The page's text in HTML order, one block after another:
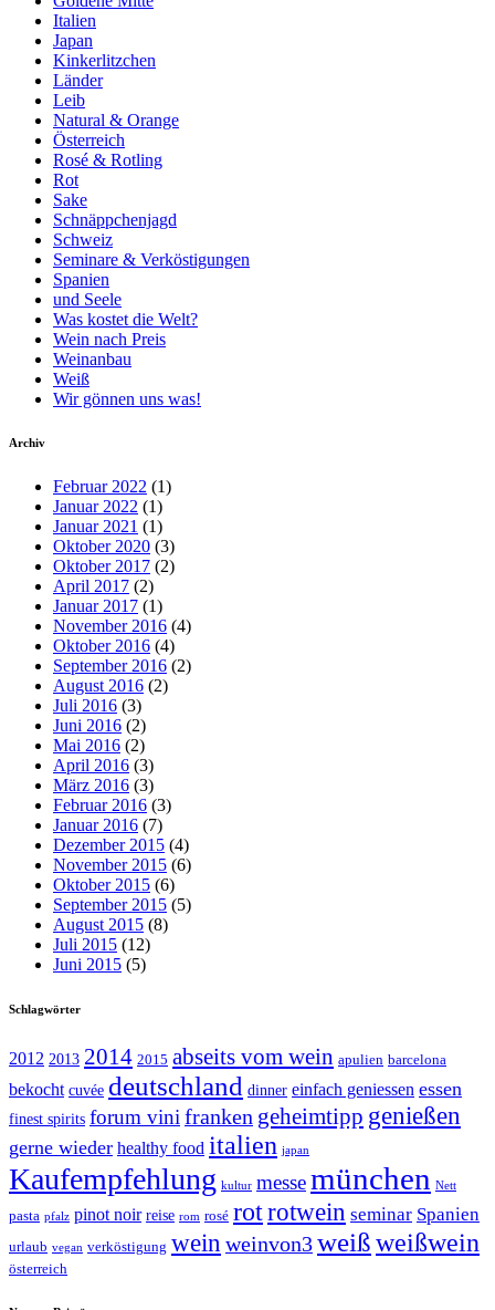
Italien
Japan
Kinkerlitzchen
Länder
Leib
Natural & Orange
Österreich
Rosé & Rotling
Rot
Sake
Schnäppchenjagd
Schweiz
Seminare & Verköstigungen
Spanien
und Seele
Was kostet die Welt?
Wein nach Preis
Weinanbau
Weiß
Wir gönnen uns was!
Archiv
Februar 2022 (1)
Januar 2022 (1)
Januar 2021 (1)
Oktober 2020 (3)
Oktober 2017 (2)
April 2017 (2)
Januar 2017 (1)
November 2016 (4)
Oktober 2016 (4)
September 2016 (2)
August 2016 (2)
Juli 2016 (3)
Juni 2016 (2)
Mai 2016 (2)
April 2016 (3)
März 2016 (3)
Februar 2016 (3)
Januar 2016 (7)
Dezember 2015 (4)
November 2015 (6)
Oktober 2015 (6)
September 2015 (5)
August 2015 (8)
Juli 2015 (12)
Juni 2015 (5)
Schlagwörter
2012 2013 2014 2015 abseits vom wein apulien barcelona
bekocht cuvée deutschland dinner einfach geniessen essen
finest spirits forum vinifranken geheimtipp genießen
gerne wieder healthy food italien japan
Kaufempfehlung kultur messemünchen Nett
pasta pfalz pinot noir reise rom rosé rotrotwein seminar Spanien
urlaub vegan verköstigung wein weinvon3weißweißwein
österreich